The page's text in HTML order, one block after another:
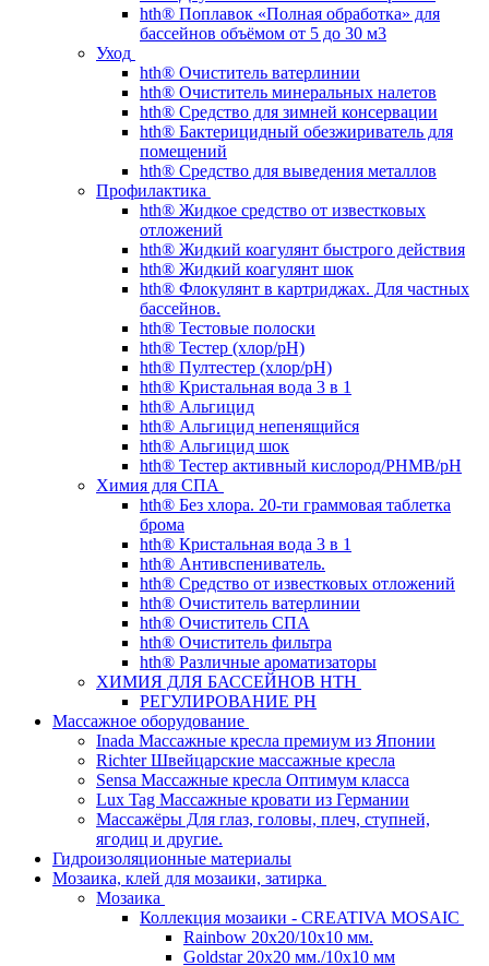
hth® Поплавок «Полная обработка» для
бассейнов объёмом от 5 до 30 м3
Уход
hth® Очиститель ватерлинии
hth® Очиститель минеральных налетов
hth® Средство для зимней консервации
hth® Бактерицидный обезжириватель для
помещений
hth® Средство для выведения металлов
Профилактика
hth® Жидкое средство от известковых
отложений
hth® Жидкий коагулянт быстрого действия
hth® Жидкий коагулянт шок
hth® Флокулянт в картриджах. Для частных
бассейнов.
hth® Тестовые полоски
hth® Тестер (хлор/pH)
hth® Пултестер (хлор/pH)
hth® Кристальная вода 3 в 1
hth® Альгицид
hth® Альгицид непенящийся
hth® Альгицид шок
hth® Тестер активный кислород/PHMB/pH
Химия для СПА
hth® Без хлора. 20-ти граммовая таблетка
брома
hth® Кристальная вода 3 в 1
hth® Антивспениватель.
hth® Средство от известковых отложений
hth® Очиститель ватерлинии
hth® Очиститель СПА
hth® Очиститель фильтра
hth® Различные ароматизаторы
ХИМИЯ ДЛЯ БАССЕЙНОВ HTH
РЕГУЛИРОВАНИЕ PH
Массажное оборудование
Inada Массажные кресла премиум из Японии
Richter Швейцарские массажные кресла
Sensа Массажные кресла Оптимум класса
Lux Tag Массажные кровати из Германии
Массажёры Для глаз, головы, плеч, ступней,
ягодиц и другие.
Гидроизоляционные материалы
Мозаика, клей для мозаики, затирка
Мозаика
Коллекция мозаики - CREATIVA MOSAIC
Rainbow 20x20/10х10 мм.
Goldstar 20х20 мм./10х10 мм